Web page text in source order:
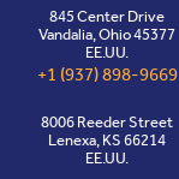
845 Center Drive
Vandalia, Ohio 45377
EE.UU.
+1 (937) 898-9669
8006 Reeder Street
Lenexa, KS 66214
EE.UU.